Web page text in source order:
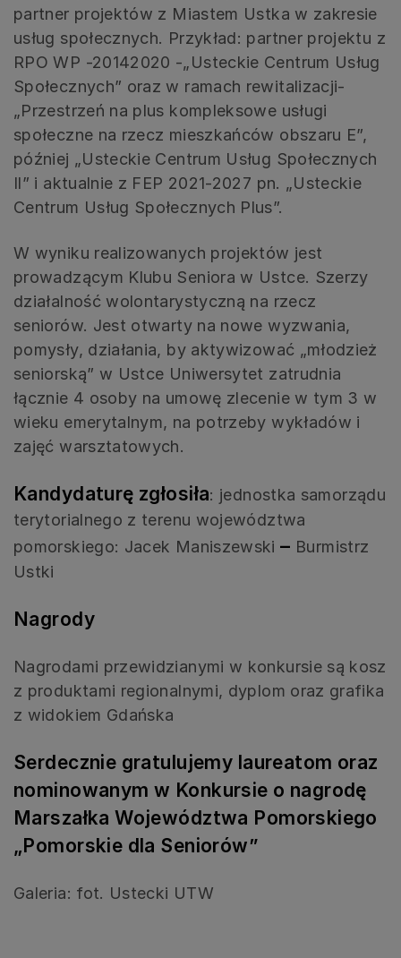
partner projektów z Miastem Ustka w zakresie
usług społecznych. Przykład: partner projektu z
RPO WP -20142020 -„Usteckie Centrum Usług
Społecznych” oraz w ramach rewitalizacji-
„Przestrzeń na plus kompleksowe usługi
społeczne na rzecz mieszkańców obszaru E”,
później „Usteckie Centrum Usług Społecznych
Il” i aktualnie z FEP 2021-2027 pn. „Usteckie
Centrum Usług Społecznych Plus”.
W wyniku realizowanych projektów jest
prowadzącym Klubu Seniora w Ustce. Szerzy
działalność wolontarystyczną na rzecz
seniorów. Jest otwarty na nowe wyzwania,
pomysły, działania, by aktywizować „młodzież
seniorską” w Ustce Uniwersytet zatrudnia
łącznie 4 osoby na umowę zlecenie w tym 3 w
wieku emerytalnym, na potrzeby wykładów i
zajęć warsztatowych.
Kandydaturę zgłosiła: jednostka samorządu
terytorialnego z terenu województwa
pomorskiego: Jacek Maniszewski – Burmistrz
Ustki
Nagrody
Nagrodami przewidzianymi w konkursie są kosz
z produktami regionalnymi, dyplom oraz grafika
z widokiem Gdańska
Serdecznie gratulujemy laureatom oraz
nominowanym w Konkursie o nagrodę
Marszałka Województwa Pomorskiego
„Pomorskie dla Seniorów”
Galeria: fot. Ustecki UTW